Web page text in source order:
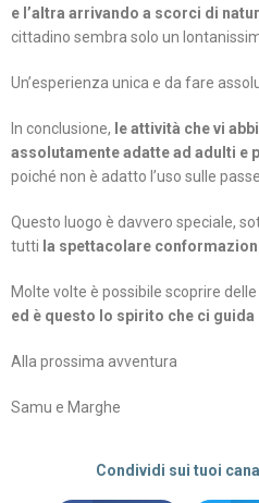
e l’altra arrivando a scorci di
cittadino sembra solo un
Un’esperienza unica e da fare
In conclusione, le attività che vi
assolutamente adatte ad adulti e
poiché non è adatto l’uso sulle
Questo luogo è davvero speciale,
tutti la spettacolare
Molte volte è possibile scoprire
ed è questo lo spirito che ci guida
Alla prossima avventura
Samu e Marghe
Condividi sui tuoi